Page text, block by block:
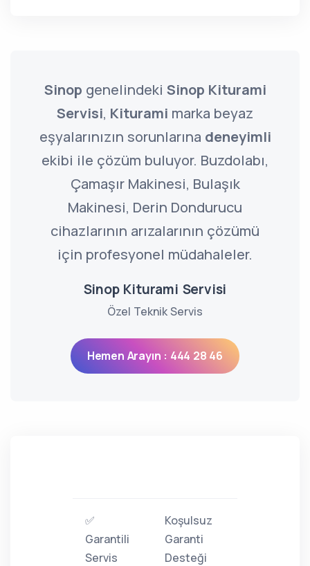
Sinop genelindeki Sinop Kiturami
Servisi, Kiturami marka beyaz
eşyalarınızın sorunlarına deneyimli
ekibi ile çözüm buluyor. Buzdolabı,
Çamaşır Makinesi, Bulaşık
Makinesi, Derin Dondurucu
cihazlarının arızalarının çözümü
için profesyonel müdahaleler.
Sinop Kiturami Servisi
Özel Teknik Servis
Hemen Arayın : 444 28 46
✅
Garantili
Servis
Koşulsuz
Garanti
Desteği